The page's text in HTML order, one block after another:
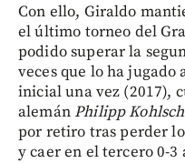
Con ello, Giraldo
el último torneo del
podido superar la
veces que lo ha jugado
inicial una vez (2017),
alemánPhilipp
por retiro tras perder
y caer en el tercero 0-3